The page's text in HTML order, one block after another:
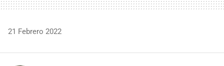
21 Febrero 2022